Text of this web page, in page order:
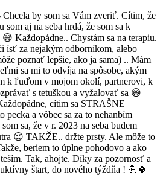
by som sa Vám zveriť. Cítim, že
aj na seba hrdá, že som sa k
Každopádne.. Chystám sa na terapiu.
ísť za nejakým odborníkom, alebo
poznať lepšie, ako ja sama) .. Mám
sa mi to odvíja na spôsobe, akým
k ľuďom v mojom okolí, partnerovi, k
s tetuškou a vyžalovať sa 😅
cítim sa STRAŠNE
a vôbec sa za to nehanbím
sa, že v r. 2023 na seba budem
😉 TAKŽE.. držte prsty. Ale môže to
beriem to úplne pohodovo a ako
Tak, ahojte. Díky za pozornosť a
štart, do nového týždňa ! 💪🍀